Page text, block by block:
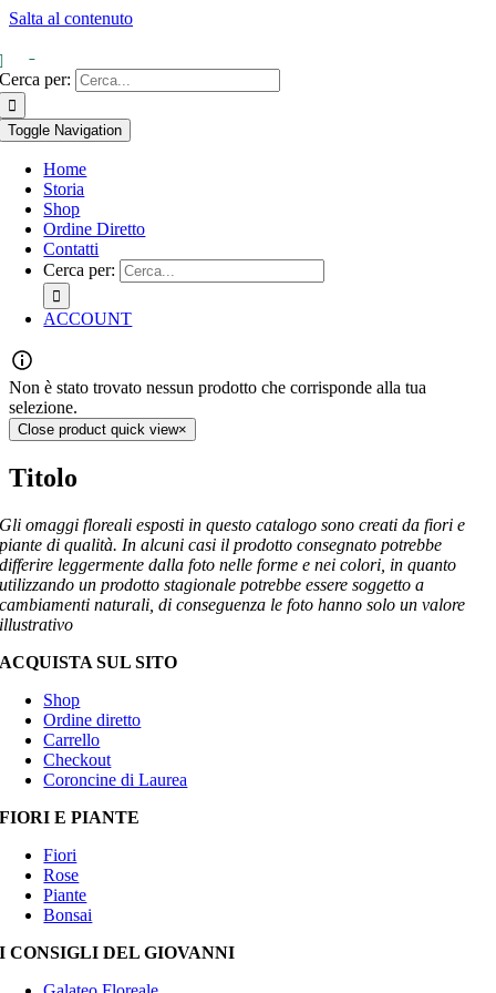
Salta al contenuto
Cerca per:
Toggle Navigation
Home
Storia
Shop
Ordine Diretto
Contatti
Cerca per:
ACCOUNT
Non è stato trovato nessun prodotto che corrisponde alla tua
selezione.
Close product quick view×
Titolo
Gli omaggi floreali esposti in questo catalogo sono creati da fiori e
piante di qualità. In alcuni casi il prodotto consegnato potrebbe
differire leggermente dalla foto nelle forme e nei colori, in quanto
utilizzando un prodotto stagionale potrebbe essere soggetto a
cambiamenti naturali, di conseguenza le foto hanno solo un valore
illustrativo
ACQUISTA SUL SITO
Shop
Ordine diretto
Carrello
Checkout
Coroncine di Laurea
FIORI E PIANTE
Fiori
Rose
Piante
Bonsai
I CONSIGLI DEL GIOVANNI